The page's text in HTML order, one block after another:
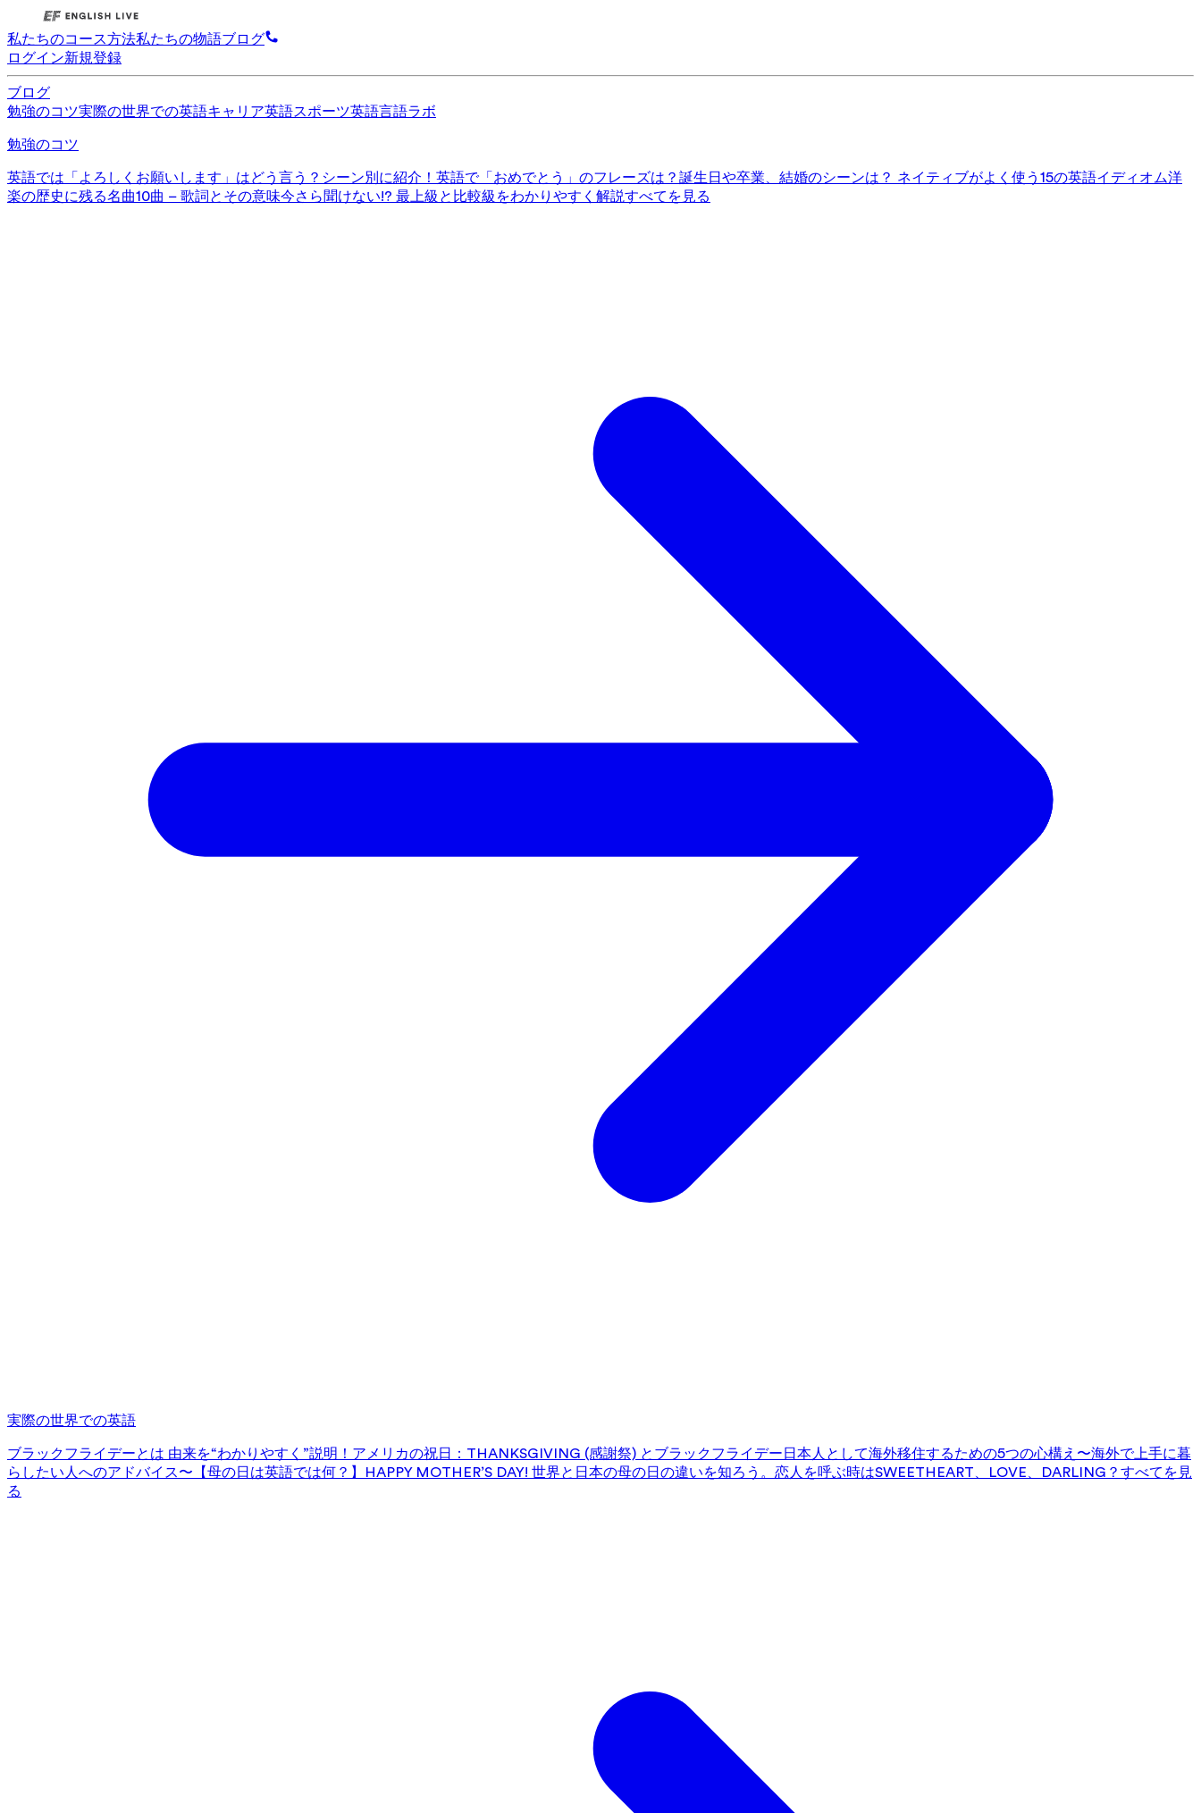
私たちのコース方法私たちの物語ブログ
ログイン新規登録
ブログ
勉強のコツ実際の世界での英語キャリア英語スポーツ英語言語ラボ
勉強のコツ
英語では「よろしくお願いします」はどう言う？シーン別に紹介！ 英語で「おめでとう」のフレーズは？誕生日や卒業、結婚のシーンは？ ネイティブがよく使う15の英語イディオム洋
楽の歴史に残る名曲10曲 – 歌詞とその意味今さら聞けない!? 最上級と比較級をわかりやすく解説すべてを見る
実際の世界での英語
ブラックフライデーとは 由来を“わかりやすく”説明！ アメリカの祝日：THANKSGIVING (感謝祭) とブラックフライデー 日本人として海外移住するための5つの心構え〜海外で上手に暮
らしたい人へのアドバイス〜 【母の日は英語では何？】HAPPY MOTHER’S DAY! 世界と日本の母の日の違いを知ろう。 恋人を呼ぶ時はSWEETHEART、LOVE、DARLING？ すべてを見
る